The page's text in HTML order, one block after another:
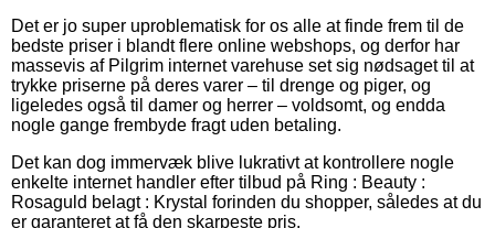
Det er jo super uproblematisk for os alle at finde frem til de
bedste priser i blandt flere online webshops, og derfor har
massevis af Pilgrim internet varehuse set sig nødsaget til at
trykke priserne på deres varer – til drenge og piger, og
ligeledes også til damer og herrer – voldsomt, og endda
nogle gange frembyde fragt uden betaling.
Det kan dog immervæk blive lukrativt at kontrollere nogle
enkelte internet handler efter tilbud på Ring : Beauty :
Rosaguld belagt : Krystal forinden du shopper, således at du
er garanteret at få den skarpeste pris.